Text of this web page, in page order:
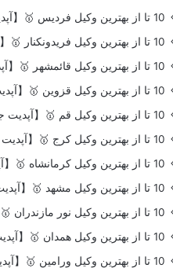
10 تا از بهترین وکیل فردیس 🥇【آپدیت جدید】
10 تا از بهترین وکیل فریدونکنار 🥇【آپدیت جدید】
10 تا از بهترین وکیل قائمشهر 🥇【آپدیت جدید】
10 تا از بهترین وکیل قزوین 🥇【آپدیت جدید】⚖️
10 تا از بهترین وکیل قم 🥇【آپدیت جدید】
10 تا از بهترین وکیل کرج 🥇【آپدیت جدید】⚖️
10 تا از بهترین وکیل کرمانشاه 🥇【آپدیت جدید】
10 تا از بهترین وکیل مشهد 🥇【آپدیت جدید】⚖️
10 تا از بهترین وکیل نور مازندران 🥇【آپدیت جدید】
10 تا از بهترین وکیل همدان 🥇【آپدیت جدید】
10 تا از بهترین وکیل ورامین 🥇【آپدیت جدید】